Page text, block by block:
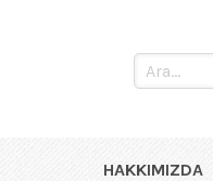
HAKKIMIZDA